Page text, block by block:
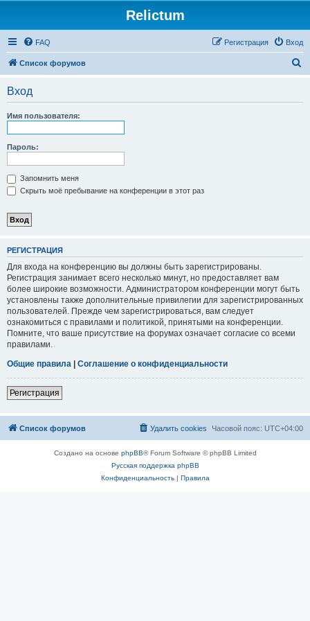
Relictum
FAQ Вход
Регистрация
Список форумов
Вход
Имя пользователя:
Пароль:
Запомнить меня
Скрыть моё пребывание на конференции в этот раз
РЕГИСТРАЦИЯ
Для входа на конференцию вы должны быть зарегистрированы.
Регистрация занимает всего несколько минут, но предоставляет вам
более широкие возможности. Администратором конференции могут быть
установлены также дополнительные привилегии для зарегистрированных
пользователей. Прежде чем зарегистрироваться, вам следует
ознакомиться с правилами и политикой, принятыми на конференции.
Помните, что ваше присутствие на форумах означает согласие со всеми
правилами.
Общие правила | Соглашение о конфиденциальности
Регистрация
Список форумов Часовой пояс: UTC+04:00
Удалить cookies
Создано на основе phpBB® Forum Software © phpBB Limited
Русская поддержка phpBB
Конфиденциальность| Правила